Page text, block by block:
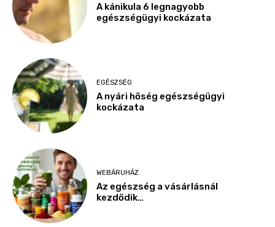
A kánikula 6 legnagyobb
egészségügyi kockázata
EGÉSZSÉG
A nyári hőség egészségügyi
kockázata
WEBÁRUHÁZ
Az egészség a vásárlásnál
kezdődik…